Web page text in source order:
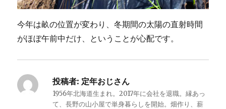
今年は畝の位置が変わり、冬期間の太陽の直射時間
がほぼ午前中だけ、ということが心配です。
投稿者: 定年おじさん
1956年北海道生まれ。2017年に会社を退職。縁あっ
て、長野の山小屋で単身暮らしを開始。畑作り、薪